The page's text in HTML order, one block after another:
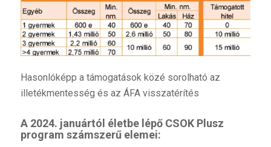
Hasonlóképp a támogatások közé sorolható az
illetékmentesség és az ÁFA visszatérítés
A 2024. januártól életbe lépő CSOK Plusz
program számszerű elemei: